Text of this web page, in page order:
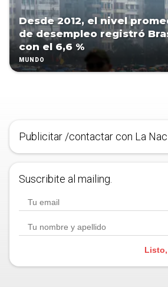
Desde 2012, el nivel
de desempleo registró
con el 6,6 %
MUNDO
Publicitar /contactar con La
Suscribite al mailing.